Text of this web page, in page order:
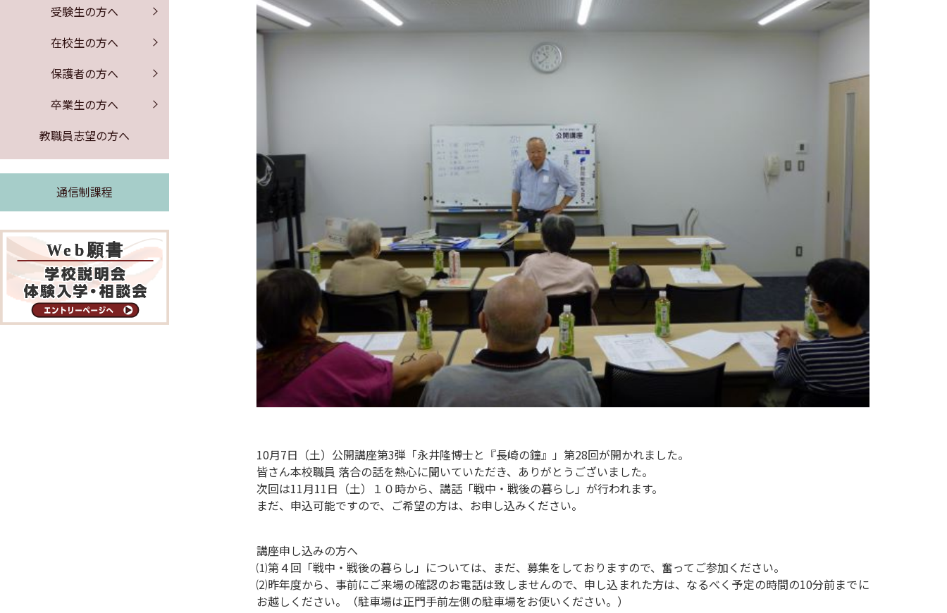
10月7日（土）公開講座第3弾「永井隆博士と『長崎の鐘』」第28回が開かれました。
皆さん本校職員 落合の話を熱心に聞いていただき、ありがとうございました。
次回は11月11日（土）１０時から、講話「戦中・戦後の暮らし」が行われます。
まだ、申込可能ですので、ご希望の方は、お申し込みください。
講座申し込みの方へ
⑴第４回「戦中・戦後の暮らし 」については、 まだ、募集をしておりますので、奮ってご参加ください。
⑵昨年度から、事前にご来場の確認のお電話は致しませんので、申し込まれた方は、なるべく予定の時間の10分前までに
お越しください。（駐車場は正門手前左側の駐車場をお使いください。）
公開情報
受験生の方へ
募集要項
体験入学・学校説明会
在校生の方へ
保健室からのお知らせ
図書館からのお知らせ
保護者の方へ
PTA行事
事務室より
卒業生の方へ
証明書の発行
同窓会のお知らせ
教職員志望の方へ
通信制課程